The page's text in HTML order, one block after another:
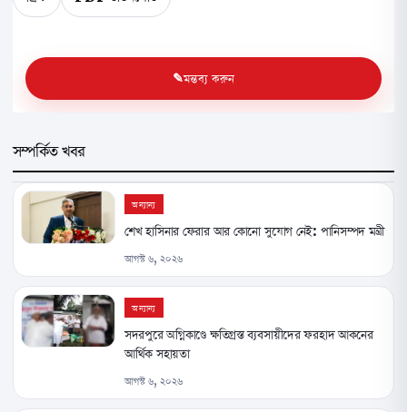
মন্তব্য করুন
সম্পর্কিত খবর
অন্যান্য
শেখ হাসিনার ফেরার আর কোনো সুযোগ নেই: পানিসম্পদ মন্ত্রী
আগস্ট ৬, ২০২৬
অন্যান্য
সদরপুরে অগ্নিকাণ্ডে ক্ষতিগ্রস্ত ব্যবসায়ীদের ফরহাদ আকনের
আর্থিক সহায়তা
আগস্ট ৬, ২০২৬